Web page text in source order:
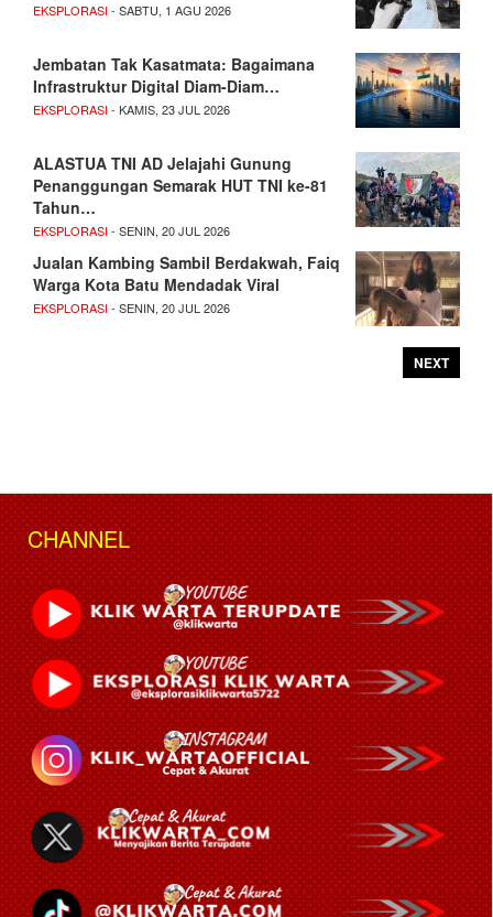
EKSPLORASI- SABTU, 1 AGU 2026
Jembatan Tak Kasatmata: Bagaimana
Infrastruktur Digital Diam-Diam…
EKSPLORASI- KAMIS, 23 JUL 2026
ALASTUA TNI AD Jelajahi Gunung
Penanggungan Semarak HUT TNI ke-81
Tahun…
EKSPLORASI- SENIN, 20 JUL 2026
Jualan Kambing Sambil Berdakwah, Faiq
Warga Kota Batu Mendadak Viral
EKSPLORASI- SENIN, 20 JUL 2026
NEXT
CHANNEL